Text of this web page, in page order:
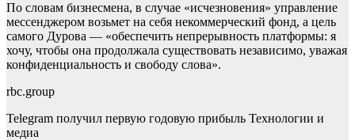
По словам бизнесмена, в случае «исчезновения» управление
мессенджером возьмет на себя некоммерческий фонд, а цель
самого Дурова — «обеспечить непрерывность платформы: я
хочу, чтобы она продолжала существовать независимо, уважая
конфиденциальность и свободу слова».
rbc.group
Telegram получил первую годовую прибыль Технологии и
медиа